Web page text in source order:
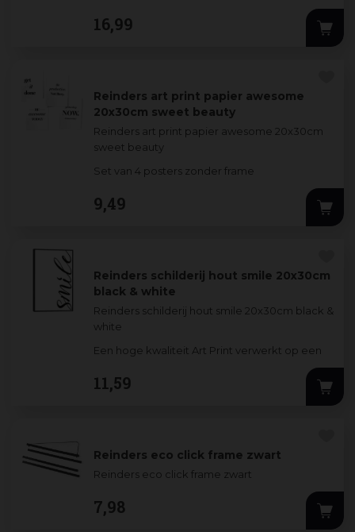
3mm dik MDF-bord. De stijlvolle prints worden
omlijst door een
16,99
Reinders art print papier awesome
20x30cm sweet beauty
Reinders art print papier awesome 20x30cm
sweet beauty
Set van 4 posters zonder frame
9,49
Reinders schilderij hout smile 20x30cm
black & white
Reinders schilderij hout smile 20x30cm black &
white
Een hoge kwaliteit Art Print verwerkt op een
3mm dik MDF-bord. De stijlvolle prints worden
omlijst door een d
11,59
Reinders eco click frame zwart
Reinders eco click frame zwart
7,98